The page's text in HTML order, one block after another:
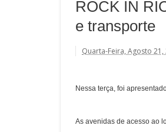
ROCK IN
e transporte
Quarta-Feira, Agosto 21,
Nessa terça, foi
As avenidas de acesso ao